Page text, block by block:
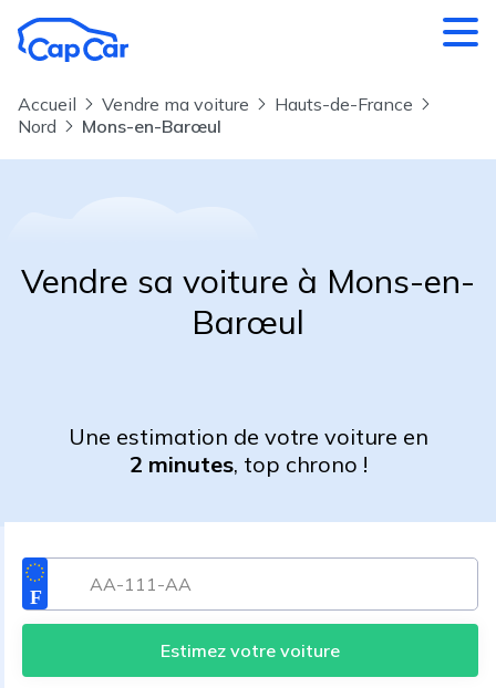
Accueil Vendre ma voiture
Hauts-de-France
Nord
Mons-en-Barœul
Vendre sa voiture à Mons-en-
Barœul
Une estimation de votre voiture en
2 minutes, top chrono !
Estimez votre voiture